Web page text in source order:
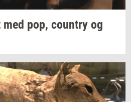
med pop, co­un­try og